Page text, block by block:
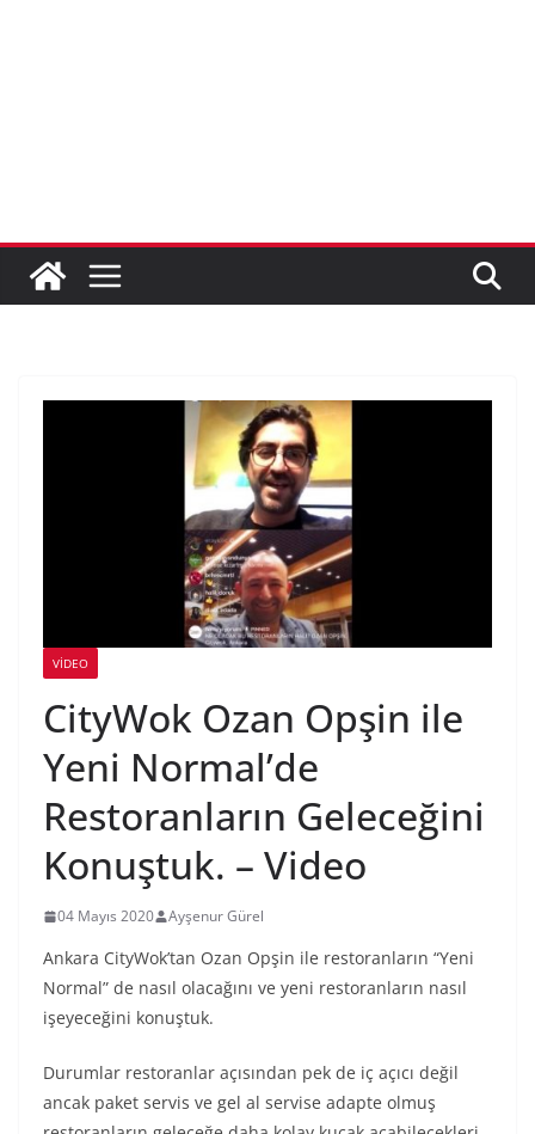
VIDEO
CityWok Ozan Opşin ile
Yeni Normal’de
Restoranların Geleceğini
Konuştuk. – Video
04 Mayıs 2020 Ayşenur Gürel
Ankara CityWok’tan Ozan Opşin ile restoranların “Yeni
Normal” de nasıl olacağını ve yeni restoranların nasıl
işeyeceğini konuştuk.
Durumlar restoranlar açısından pek de iç açıcı değil
ancak paket servis ve gel al servise adapte olmuş